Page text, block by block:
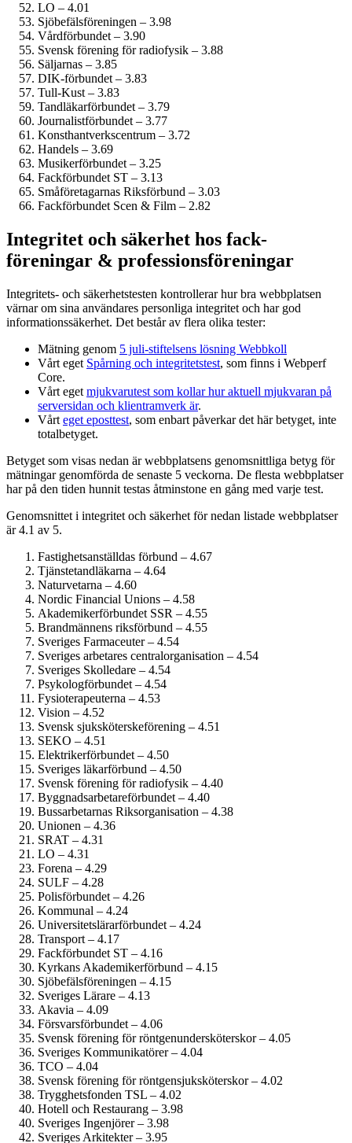
LO – 4.01
Sjöbefälsföreningen – 3.98
Vårdförbundet – 3.90
Svensk förening för radiofysik – 3.88
Säljarnas – 3.85
DIK-förbundet – 3.83
Tull-Kust – 3.83
Tandläkar­förbundet – 3.79
Journalist­förbundet – 3.77
Konsthantverkscentrum – 3.72
Handels – 3.69
Musiker­förbundet – 3.25
Fackförbundet ST – 3.13
Småföretagarnas Riksförbund – 3.03
Fackförbundet Scen & Film – 2.82
Integritet och säkerhet hos fack­
föreningar & professions­föreningar
Integritets- och säkerhetstesten kontrollerar hur bra webbplatsen
värnar om sina användares personliga integritet och har god
informations­säkerhet. Det består av flera olika tester:
Mätning genom 5 juli-stiftelsens lösning Webbkoll
Vårt eget Spårning och integritetstest, som finns i Webperf
Core.
Vårt eget mjukvarutest som kollar hur aktuell mjukvaran på
serversidan och klient­ramverk är.
Vårt eget eposttest, som enbart påverkar det här betyget, inte
totalbetyget.
Betyget som visas nedan är webbplatsens genomsnittliga betyg för
mätningar genomförda de senaste 5 veckorna. De flesta webbplatser
har på den tiden hunnit testas åtminstone en gång med varje test.
Genomsnittet i integritet och säkerhet för nedan listade webbplatser
är 4.1 av 5.
Fastighets­anställdas förbund – 4.67
Tjänstetandläkarna – 4.64
Naturvetarna – 4.60
Nordic Financial Unions – 4.58
Akademiker­förbundet SSR – 4.55
Brandmännens riksförbund – 4.55
Sveriges Farmaceuter – 4.54
Sveriges arbetares centralorganisation – 4.54
Sveriges Skolledare – 4.54
Psykolog­förbundet – 4.54
Fysioterapeuterna – 4.53
Vision – 4.52
Svensk sjuksköterskeförening – 4.51
SEKO – 4.51
Elektriker­förbundet – 4.50
Sveriges läkarförbund – 4.50
Svensk förening för radiofysik – 4.40
Byggnadsarbetare­förbundet – 4.40
Bussarbetarnas Riksorganisation – 4.38
Unionen – 4.36
SRAT – 4.31
LO – 4.31
Forena – 4.29
SULF – 4.28
Polisförbundet – 4.26
Kommunal – 4.24
Universitetslärar­förbundet – 4.24
Transport – 4.17
Fackförbundet ST – 4.16
Kyrkans Akademikerförbund – 4.15
Sjöbefälsföreningen – 4.15
Sveriges Lärare – 4.13
Akavia – 4.09
Försvarsförbundet – 4.06
Svensk förening för röntgenundersköterskor – 4.05
Sveriges Kommunikatörer – 4.04
TCO – 4.04
Svensk förening för röntgensjuksköterskor – 4.02
Trygghetsfonden TSL – 4.02
Hotell och Restaurang – 3.98
Sveriges Ingenjörer – 3.98
Sveriges Arkitekter – 3.95